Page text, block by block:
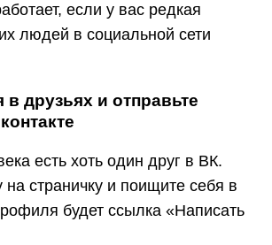
если у вас редкая
людей в социальной сети
в друзьях и отправьте
есть хоть один друг в ВК.
на страничку и поищите себя в
будет ссылка «Написать